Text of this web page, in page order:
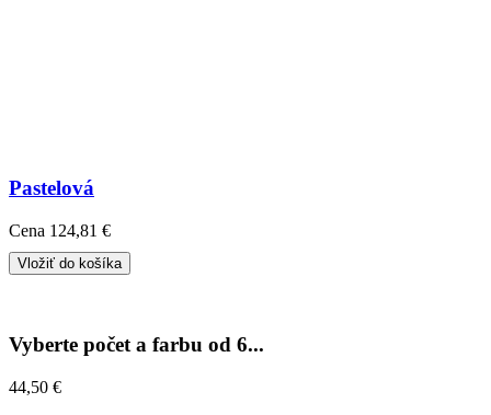
Pastelová
Cena 124,81 €
Vložiť do košíka
Vyberte počet a farbu od 6...
44,50 €